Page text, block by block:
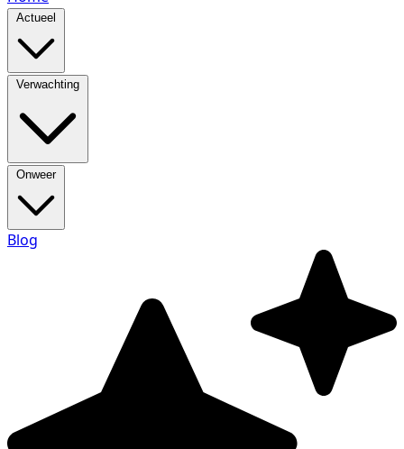
Actueel
Verwachting
Onweer
Blog